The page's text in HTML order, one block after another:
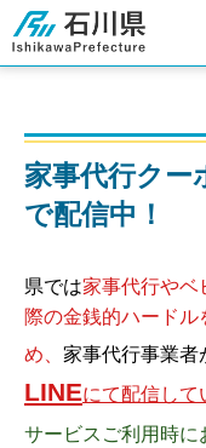
石川県
家事代行クー
で配信中！
県では家事代行やベ
際の金銭的ハードル
め、 家事代行事業者
LINEにて配信して
サービスご利用時に